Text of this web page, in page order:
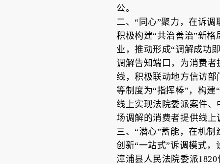
公。
二、“同心”聚力，在诉
积极构建“共治善治”新
业，推动形成“调解成功
调解告知端口，为消费
线，积极联动地方信访
等制度为“指挥棒”，构
线上实现法院委派案件
场调解的消费者提供线上
三、“潜心”蓄能，在机
创新“一站式”诉调模式
漳浦县人民法院委派